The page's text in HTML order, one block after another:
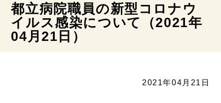
都立病院職員の新型コロナウ
イルス感染について（2021年
04月21日）
2021年04月21日